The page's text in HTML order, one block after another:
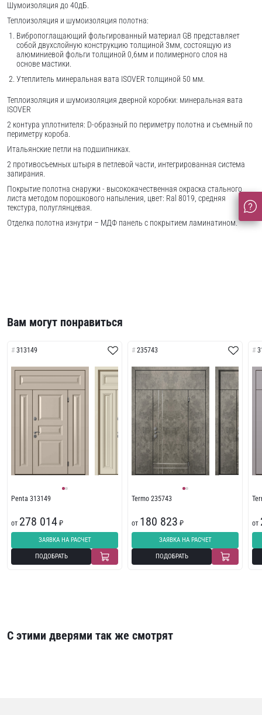
Шумоизоляция до 40дБ.
Теплоизоляция и шумоизоляция полотна:
Вибропоглащающий фольгированный материал GB представляет
собой двухслойную конструкцию толщиной 3мм, состоящую из
алюминиевой фольги толщиной 0,6мм и полимерного слоя на
основе мастики.
Утеплитель минеральная вата ISOVER толщиной 50 мм.
Теплоизоляция и шумоизоляция дверной коробки: минеральная вата
ISOVER
2 контура уплотнителя: D-образный по периметру полотна и съемный по
периметру короба.
Итальянские петли на подшипниках.
2 противосъемных штыря в петлевой части, интегрированная система
запирания.
Покрытие полотна снаружи - высококачественная окраска стального
листа методом порошкового напыления, цвет: Ral 8019, средняя
текстура, полуглянцевая.
Отделка полотна изнутри – МДФ панель с покрытием ламинатином.
Вам могут понравиться
313149
Penta 313149
от 278 014 ₽
ЗАЯВКА НА РАСЧЕТ
ПОДОБРАТЬ
235743
Termo 235743
от 180 823 ₽
ЗАЯВКА НА РАСЧЕТ
ПОДОБРАТЬ
от
С этими дверями так же смотрят